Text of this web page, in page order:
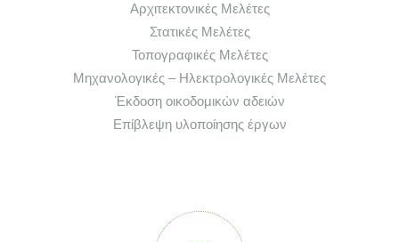
Αρχιτεκτονικές Μελέτες
Στατικές Μελέτες
Τοπογραφικές Μελέτες
Μηχανολογικές – Ηλεκτρολογικές Μελέτες
Έκδοση οικοδομικών αδειών
Επίβλεψη υλοποίησης έργων